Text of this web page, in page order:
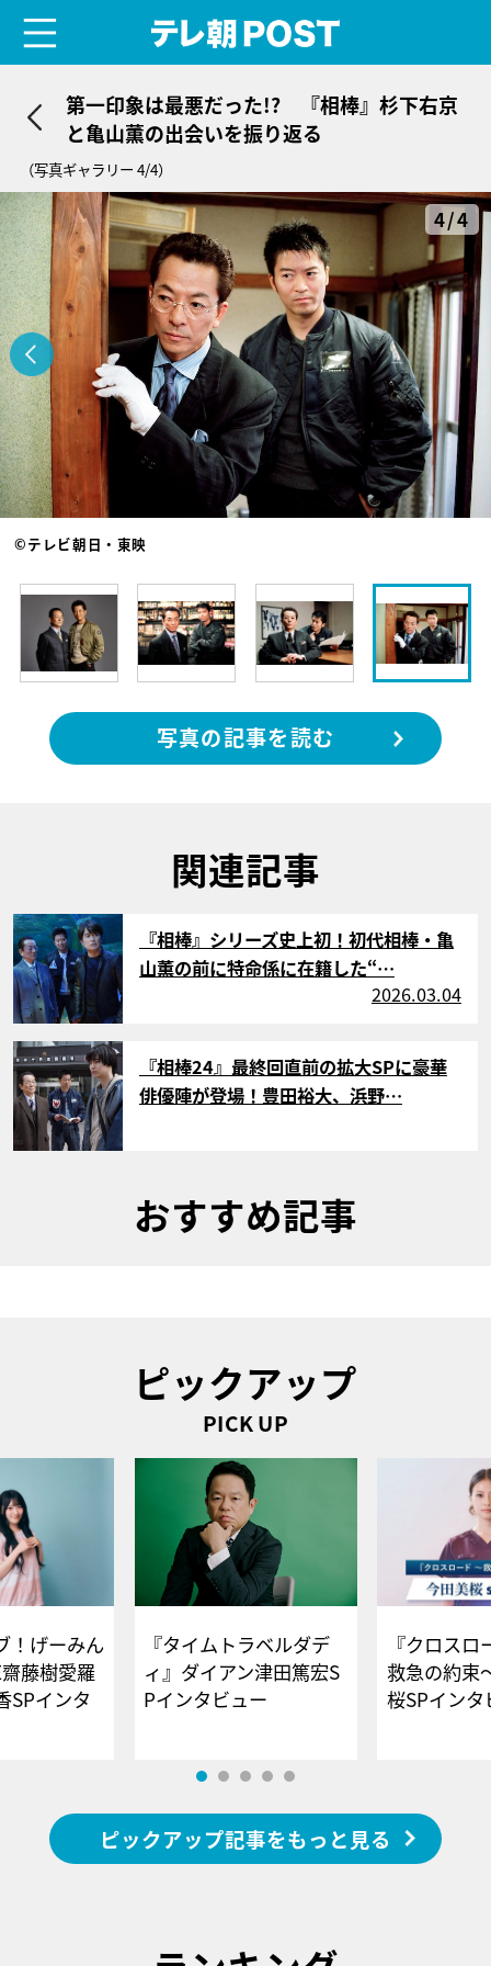
第一印象は最悪だった!? 『相棒』杉下右京
と亀山薫の出会いを振り返る
（写真ギャラリー 4/4）
4/4
©テレビ朝日・東映
写真の記事を読む
関連記事
サムネイル
『相棒』シリーズ史上初！初代相棒・亀
山薫の前に特命係に在籍した“…
2026.03.04
サムネイル
『相棒24』最終回直前の拡大SPに豪華
俳優陣が登場！豊田裕大、浜野…
おすすめ記事
ピックアップ
PICK UP
！げーみん
藤樹愛羅
SPインタ
『タイムトラベルダデ
ィ』ダイアン津田篤宏S
Pインタビュー
『クロス
救急の約束
桜SPイ
ピックアップ記事をもっと見る